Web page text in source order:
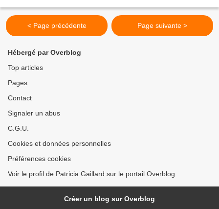
< Page précédente Page suivante >
Hébergé par Overblog
Top articles
Pages
Contact
Signaler un abus
C.G.U.
Cookies et données personnelles
Préférences cookies
Voir le profil de Patricia Gaillard sur le portail Overblog
Créer un blog sur Overblog